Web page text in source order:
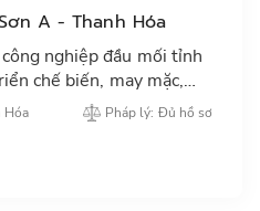
A - Thanh Hóa
nghiệp đầu mối tỉnh
chế biến, may mặc,
đầu tư nước ngoài của
Hóa Pháp lý: Đủ hồ sơ